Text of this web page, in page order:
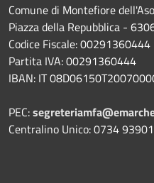
Comune di Montefiore dell'Aso
Piazza della Repubblica -
Codice Fiscale: 00291360444
Partita IVA: 00291360444
IBAN: IT
PEC:
Centralino Unico: 0734